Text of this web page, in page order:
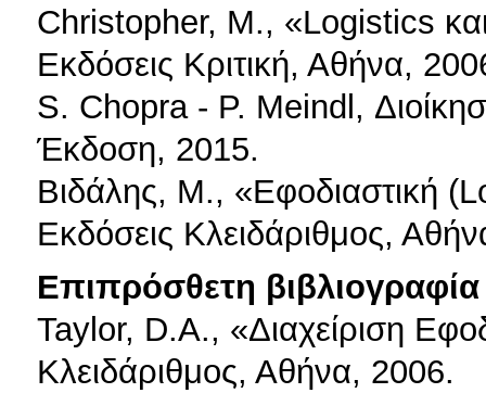
Christopher, M., «Logistics και
Εκδόσεις Κριτική, Αθήνα,
S. Chopra - P. Meindl,
Έκδοση, 2015.
Βιδάλης, Μ., «Εφοδιαστική
Εκδόσεις Κλειδάριθμος,
Επιπρόσθετη βιβλιογραφία
Taylor, D.A., «Διαχείριση
Κλειδάριθμος, Αθήνα, 2006.